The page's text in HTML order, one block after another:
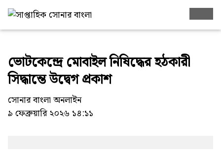
ভোটকেন্দ্রে মোবাইল নিষিদ্ধের হঠকারী
সিদ্ধান্তে উদ্বেগ প্রকাশ
সোনার বাংলা অনলাইন
৯ ফেব্রুয়ারি ২০২৬ ১৪:১১